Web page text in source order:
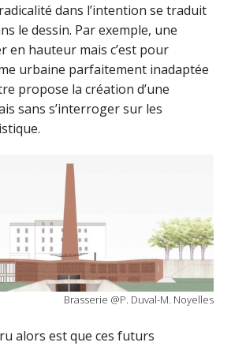
dans l’intention se traduit
le dessin. Par exemple, une
en hauteur mais c’est pour
urbaine parfaitement inadaptée
propose la création d’une
sans s’interroger sur les
Brasserie @P. Duval-M. Noyelles
alors est que ces futurs